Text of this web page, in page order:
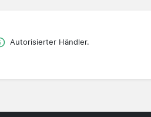
Autorisierter Händler.